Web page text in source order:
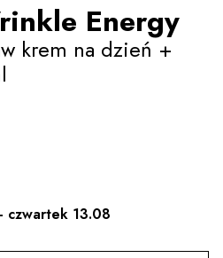
Energy
krem na dzień +
czwartek 13.08